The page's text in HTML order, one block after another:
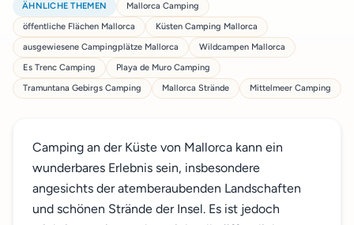
ÄHNLICHE THEMEN
Mallorca Camping
öffentliche Flächen Mallorca
Küsten Camping Mallorca
ausgewiesene Campingplätze Mallorca
Wildcampen Mallorca
Es Trenc Camping
Playa de Muro Camping
Tramuntana Gebirgs Camping
Mallorca Strände Mittelmeer Camping
Camping an der Küste von Mallorca kann ein
wunderbares Erlebnis sein, insbesondere
angesichts der atemberaubenden Landschaften
und schönen Strände der Insel. Es ist jedoch